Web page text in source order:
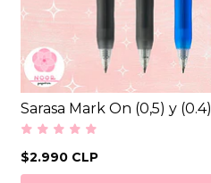
Sarasa Mark On (0,5) y (0.4)
$2.990 CLP